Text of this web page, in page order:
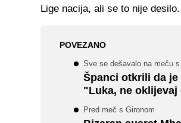
Lige nacija, ali se to nije desilo.
POVEZANO
Sve se dešavalo na meču s
Španci otkrili da je
"Luka, ne oklijevaj
Pred meč s Gironom